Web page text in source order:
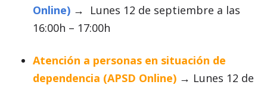
Online) →
Lunes 12 de septiembre a las
16:00h – 17:00h
Atención a personas en situación de
dependencia (APSD Online) → Lunes 12 de